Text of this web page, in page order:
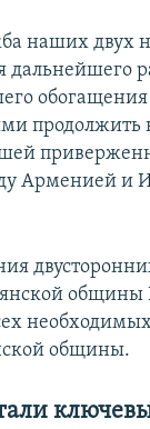
наших двух
дальнейшего
обогащения
продолжить
Арменией и
общины
общины.